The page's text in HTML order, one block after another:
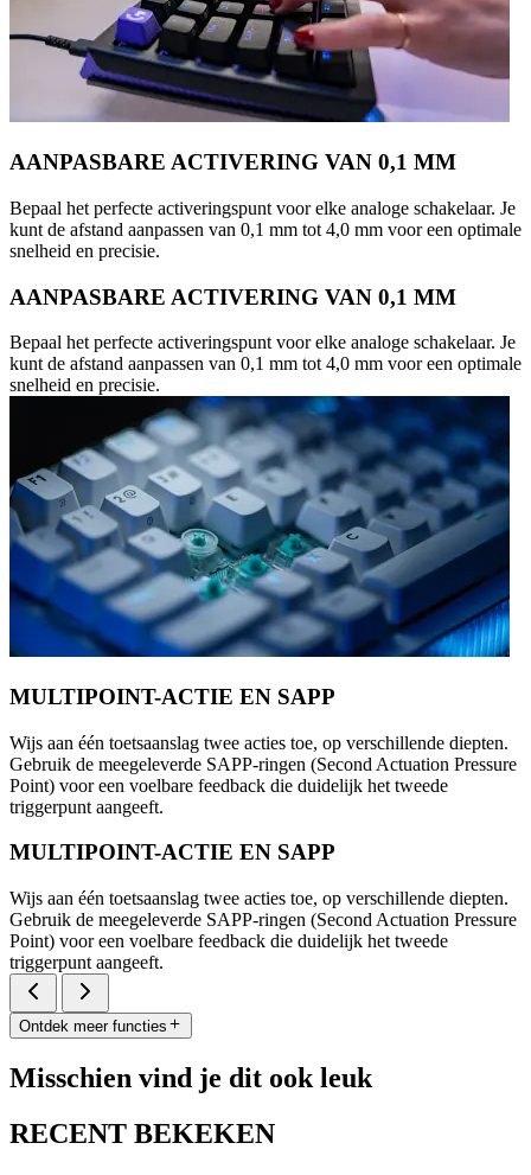
AANPASBARE ACTIVERING VAN 0,1 MM
Bepaal het perfecte activeringspunt voor elke analoge schakelaar. Je
kunt de afstand aanpassen van 0,1 mm tot 4,0 mm voor een optimale
snelheid en precisie.
AANPASBARE ACTIVERING VAN 0,1 MM
Bepaal het perfecte activeringspunt voor elke analoge schakelaar. Je
kunt de afstand aanpassen van 0,1 mm tot 4,0 mm voor een optimale
snelheid en precisie.
MULTIPOINT-ACTIE EN SAPP
Wijs aan één toetsaanslag twee acties toe, op verschillende diepten.
Gebruik de meegeleverde SAPP-ringen (Second Actuation Pressure
Point) voor een voelbare feedback die duidelijk het tweede
triggerpunt aangeeft.
MULTIPOINT-ACTIE EN SAPP
Wijs aan één toetsaanslag twee acties toe, op verschillende diepten.
Gebruik de meegeleverde SAPP-ringen (Second Actuation Pressure
Point) voor een voelbare feedback die duidelijk het tweede
triggerpunt aangeeft.
Ontdek meer functies
Misschien vind je dit ook leuk
RECENT BEKEKEN